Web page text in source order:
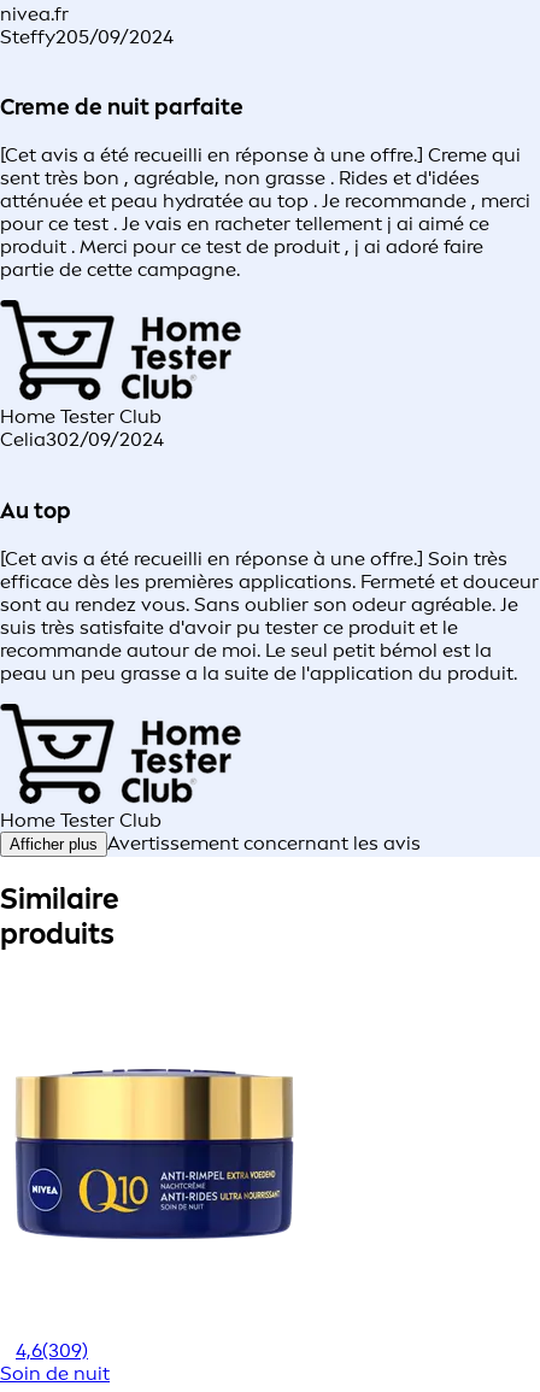
nivea.fr
Steffy205/09/2024
Creme de nuit parfaite
[Cet avis a été recueilli en réponse à une offre.] Creme qui
sent très bon , agréable, non grasse . Rides et d'idées
atténuée et peau hydratée au top . Je recommande , merci
pour ce test . Je vais en racheter tellement j ai aimé ce
produit . Merci pour ce test de produit , j ai adoré faire
partie de cette campagne.
Home Tester Club
Celia302/09/2024
Au top
[Cet avis a été recueilli en réponse à une offre.] Soin très
efficace dès les premières applications. Fermeté et douceur
sont au rendez vous. Sans oublier son odeur agréable. Je
suis très satisfaite d'avoir pu tester ce produit et le
recommande autour de moi. Le seul petit bémol est la
peau un peu grasse a la suite de l'application du produit.
Home Tester Club
Afficher plus Avertissement concernant les avis
Similaire
produits
4,6(309)
Soin de nuit